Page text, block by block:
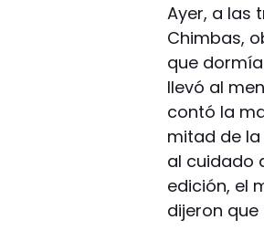
Ayer, a las
Chimbas,
que
llevó al
contó la
mitad de la
al cuidado
edición, el
dijeron